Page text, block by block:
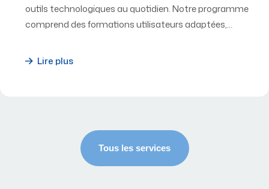
outils technologiques au quotidien. Notre programme
comprend des formations utilisateurs adaptées,…
Lire plus